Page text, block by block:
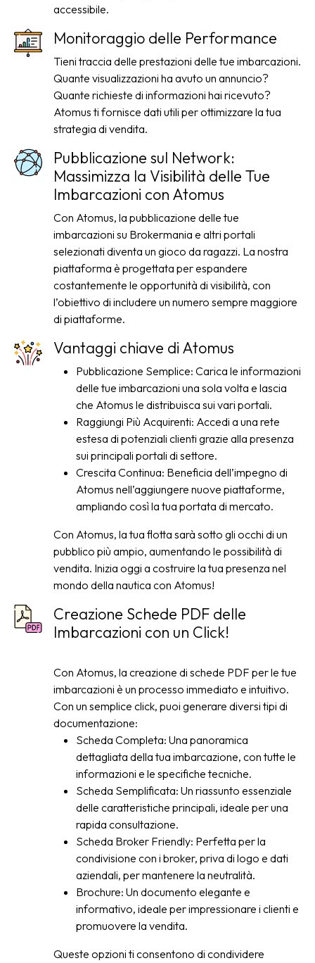
accessibile.
Monitoraggio delle Performance
Tieni traccia delle prestazioni delle tue imbarcazioni.
Quante visualizzazioni ha avuto un annuncio?
Quante richieste di informazioni hai ricevuto?
Atomus ti fornisce dati utili per ottimizzare la tua
strategia di vendita.
Pubblicazione sul Network:
Massimizza la Visibilità delle Tue
Imbarcazioni con Atomus
Con Atomus, la pubblicazione delle tue
imbarcazioni su Brokermania e altri portali
selezionati diventa un gioco da ragazzi. La nostra
piattaforma è progettata per espandere
costantemente le opportunità di visibilità, con
l’obiettivo di includere un numero sempre maggiore
di piattaforme.
Vantaggi chiave di Atomus
Pubblicazione Semplice: Carica le informazioni
delle tue imbarcazioni una sola volta e lascia
che Atomus le distribuisca sui vari portali.
Raggiungi Più Acquirenti: Accedi a una rete
estesa di potenziali clienti grazie alla presenza
sui principali portali di settore.
Crescita Continua: Beneficia dell’impegno di
Atomus nell’aggiungere nuove piattaforme,
ampliando così la tua portata di mercato.
Con Atomus, la tua flotta sarà sotto gli occhi di un
pubblico più ampio, aumentando le possibilità di
vendita. Inizia oggi a costruire la tua presenza nel
mondo della nautica con Atomus!
Creazione Schede PDF delle
Imbarcazioni con un Click!
Con Atomus, la creazione di schede PDF per le tue
imbarcazioni è un processo immediato e intuitivo.
Con un semplice click, puoi generare diversi tipi di
documentazione:
Scheda Completa: Una panoramica
dettagliata della tua imbarcazione, con tutte le
informazioni e le specifiche tecniche.
Scheda Semplificata: Un riassunto essenziale
delle caratteristiche principali, ideale per una
rapida consultazione.
Scheda Broker Friendly: Perfetta per la
condivisione con i broker, priva di logo e dati
aziendali, per mantenere la neutralità.
Brochure: Un documento elegante e
informativo, ideale per impressionare i clienti e
promuovere la vendita.
Queste opzioni ti consentono di condividere